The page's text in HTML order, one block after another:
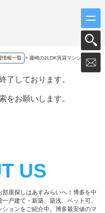
情報一覧 > 藤崎の2LDK賃貸マンション
了しております。
をお願いします。
US
屋探しはあすみらいへ！博多を中
戸建て・新築、築浅、ペット可、
ョンをご紹介中。博多最安値のマ